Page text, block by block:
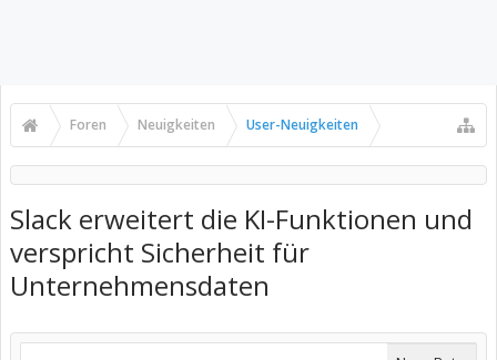
Foren Neuigkeiten User-Neuigkeiten
Slack erweitert die KI-Funktionen und
verspricht Sicherheit für
Unternehmensdaten